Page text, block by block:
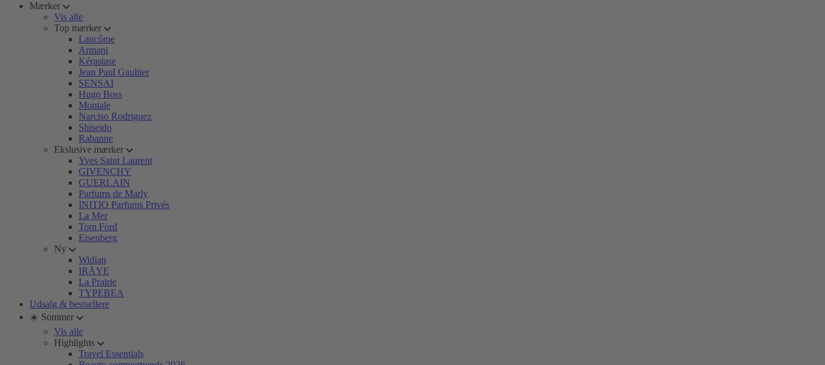
Mærker
Vis alle
Top mærker
Lancôme
Armani
Kérastase
Jean Paul Gaultier
SENSAI
Hugo Boss
Montale
Narciso Rodriguez
Shiseido
Rabanne
Ekslusive mærker
Yves Saint Laurent
GIVENCHY
GUERLAIN
Parfums de Marly
INITIO Parfums Privés
La Mer
Tom Ford
Eisenberg
Ny
Widian
IRÄYE
La Prairie
TYPEBEA
Udsalg & bestsellere
☀️ Sommer
Vis alle
Highlights
Travel Essentials